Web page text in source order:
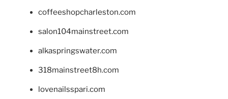
coffeeshopcharleston.com
salon104mainstreet.com
alkaspringswater.com
318mainstreet8h.com
lovenailsspari.com